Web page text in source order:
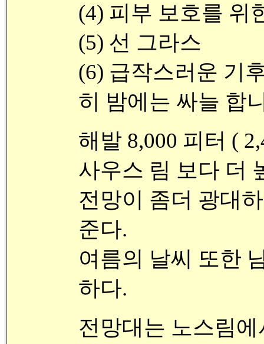
(4) 피부 보호를 위
(5) 선 그라스
(6) 급작스러운 기
히 밤에는 싸늘 합
해발 8,000 피터 (
사우스 림 보다 더
전망이 좀더 광대
준다.
여름의 날씨 또한
하다.
전망대는 노스림에